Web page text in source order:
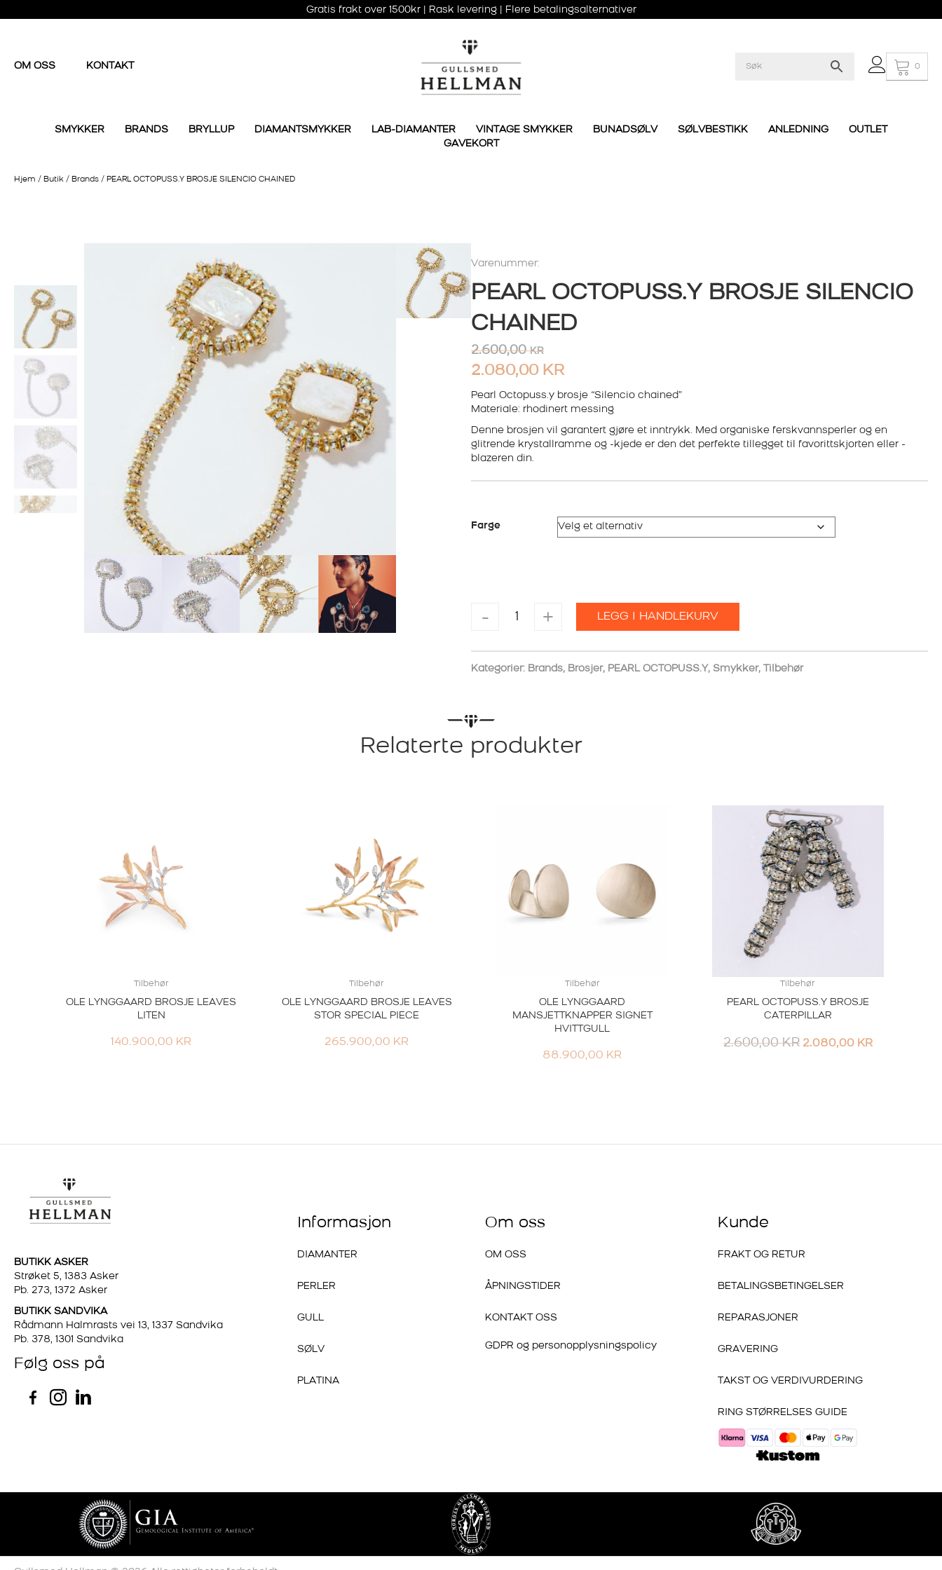
Gratis frakt over 1500kr | Rask levering | Flere betalingsalternativer
OM OSS KONTAKT 0
SMYKKER BRANDS BRYLLUP DIAMANTSMYKKER LAB-DIAMANTER VINTAGE SMYKKER BUNADSØLV SØLVBESTIKK ANLEDNING
OUTLET
GAVEKORT
Hjem / Butik / Brands / PEARL OCTOPUSS.Y BROSJE SILENCIO CHAINED
Varenummer:
PEARL OCTOPUSS.Y BROSJE SILENCIO
CHAINED
2.600,00KR
2.080,00 KR
Pearl Octopuss.y brosje “Silencio chained”
Materiale: rhodinert messing
Denne brosjen vil garantert gjøre et inntrykk. Med organiske ferskvannsperler og en
glitrende krystallramme og -kjede er den det perfekte tillegget til favorittskjorten eller -
blazeren din.
Farge
-
PEARL
OCTOPUSS.Y
SILENCIO
CHAINED
+ LEGG I HANDLEKURV
Kategorier: Brands, Brosjer, PEARL OCTOPUSS.Y, Smykker, Tilbehør
Relaterte produkter
Tilbehør
OLE LYNGGAARD BROSJE LEAVES
LITEN
140.900,00 KR
Tilbehør
OLE LYNGGAARD BROSJE LEAVES
STOR SPECIAL PIECE
265.900,00 KR
Tilbehør
OLE LYNGGAARD
MANSJETTKNAPPER SIGNET
HVITTGULL
88.900,00 KR
Tilbehør
PEARL OCTOPUSS.Y BROSJE
CATERPILLAR
2.600,00KR 2.080,00 KR
BUTIKK ASKER
Strøket 5, 1383 Asker
Pb. 273, 1372 Asker
BUTIKK SANDVIKA
Rådmann Halmrasts vei 13, 1337 Sandvika
Pb. 378, 1301 Sandvika
Følg oss på
Informasjon
DIAMANTER
PERLER
GULL
SØLV
PLATINA
Om oss
OM OSS
ÅPNINGSTIDER
KONTAKT OSS
GDPR og personopplysningspolicy
Kunde
FRAKT OG RETUR
BETALINGSBETINGELSER
REPARASJONER
GRAVERING
TAKST OG VERDIVURDERING
RING STØRRELSES GUIDE